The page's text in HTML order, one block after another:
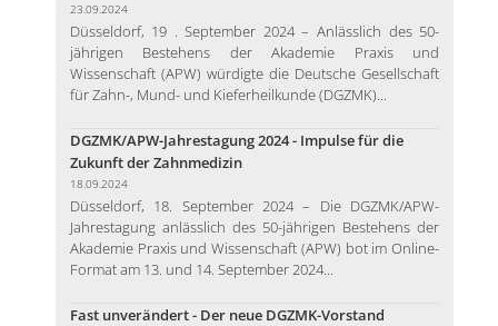
23.09.2024
Düsseldorf, 19 . September 2024 – Anlässlich des 50-
jährigen Bestehens der Akademie Praxis und
Wissenschaft (APW) würdigte die Deutsche Gesellschaft
für Zahn-, Mund- und Kieferheilkunde (DGZMK)...
DGZMK/APW-Jahrestagung 2024 - Impulse für die
Zukunft der Zahnmedizin
18.09.2024
Düsseldorf, 18. September 2024 – Die DGZMK/APW-
Jahrestagung anlässlich des 50-jährigen Bestehens der
Akademie Praxis und Wissenschaft (APW) bot im Online-
Format am 13. und 14. September 2024...
Fast unverändert - Der neue DGZMK-Vorstand